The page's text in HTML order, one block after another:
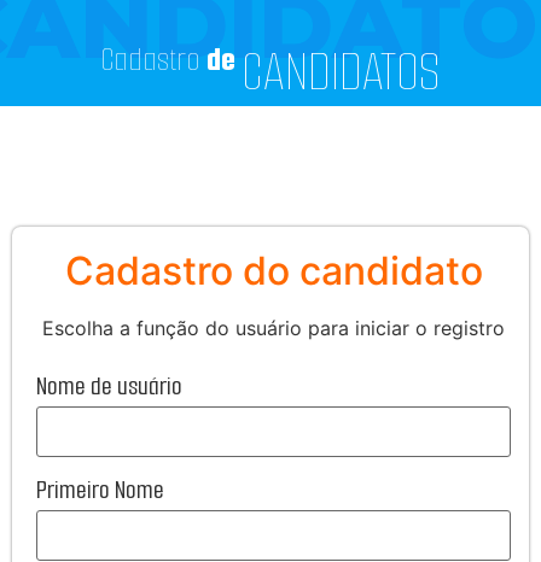
Cadastro de CANDIDATOS
Cadastro do candidato
Escolha a função do usuário para iniciar o registro
Nome de usuário
Primeiro Nome